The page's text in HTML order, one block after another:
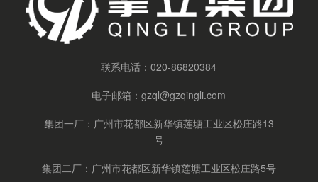
联系电话：020-86820384
电子邮箱：gzql@gzqingli.com
集团一厂：广州市花都区新华镇莲塘工业区松庄路13
号
集团二厂：广州市花都区新华镇莲塘工业区松庄路5号